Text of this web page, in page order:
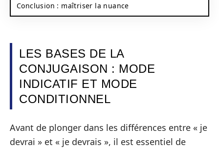
Conclusion : maîtriser la nuance
LES BASES DE LA
CONJUGAISON : MODE
INDICATIF ET MODE
CONDITIONNEL
Avant de plonger dans les différences entre « je
devrai » et « je devrais », il est essentiel de